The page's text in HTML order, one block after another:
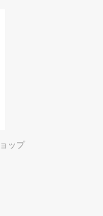
ップ